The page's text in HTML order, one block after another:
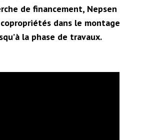
de financement, Nepsen
dans le montage
la phase de travaux.